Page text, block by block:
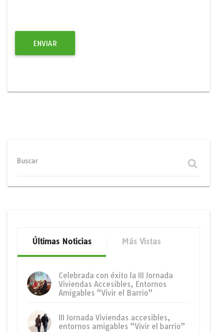
ENVIAR
Buscar
Últimas Noticias Más Vistas
Celebrada con éxito la III Jornada
Viviendas Accesibles, Entornos
Amigables “Vivir el Barrio”
III Jornada Viviendas accesibles,
entornos amigables “Vivir el barrio”